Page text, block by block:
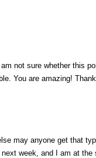
not sure whether this
You are amazing!
may anyone get that
week, and I am at the